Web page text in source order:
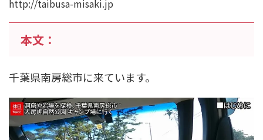
http://taibusa-misaki.jp
本文：
千葉県南房総市に来ています。